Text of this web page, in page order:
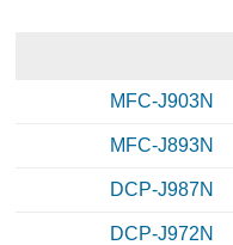
MFC-J903N
MFC-J893N
DCP-J987N
DCP-J972N